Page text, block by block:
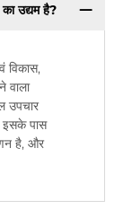
उद्यम है?
विकास,
वाला
उपचार
इसके पास
है, और